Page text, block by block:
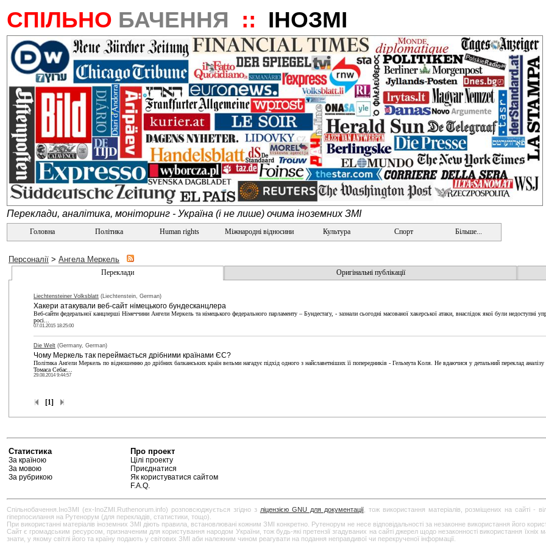
СПІЛЬНО БАЧЕННЯ :: ІНОЗМІ
Переклади, аналітика, моніторинг - Україна (і не лише) очима іноземних ЗМІ
Головна Політика Human rights Міжнародні відносини Культура Спорт Більше...
Персоналії > Ангела Меркель
Переклади Оригінальні публікації
Liechtensteiner Volksblatt (Liechtenstein, German)
Хакери атакували веб-сайт німецького бундесканцлера
Веб-сайти федеральної канцлерші Німеччини Ангели Меркель та німецького федерального парламенту – Бундестаґу, - зазнали сьогодні масованої хакерської атаки, внаслідок якої були недоступні
росі...
07.01.2015 18:25:00
Die Welt (Germany, German)
Чому Меркель так переймається дрібними країнами ЄС?
Політика Анґели Меркель по відношенню до дрібних балканських країн вельми нагадує підхід одного з найславетніших її попередників - Гельмута Коля. Не вдаючися у детальний переклад аналізу
Томаса Себас...
29.08.2014 9:44:57
[1]
Статистика
За країною
За мовою
За рубрикою
Про проект
Цілі проекту
Приєднатися
Як користуватися сайтом
F.A.Q.
Спільнобачення.ІноЗМІ (ex-InoZMI.Ruthenorum.info) розповсюджується згідно з ліцензією GNU для документації, тож використання матеріалів, розміщених на сайті -
гіперпосилання на Рутенорум (для перекладів, статистики, тощо).
При використанні матеріалів іноземних ЗМІ діють правила, встановлювані кожним ЗМІ конкретно. Рутенорум не несе відповідальності за незаконне використання його
Сайт є громадським ресурсом, призначеним для користування народом України, тож будь-які претензії згадуваних на сайті джерел щодо незаконності використання їхніх
знати, у якому світлі його та країну подають у світових ЗМІ аби належним чином реагувати на подання неправдивої чи перекрученої інформації.